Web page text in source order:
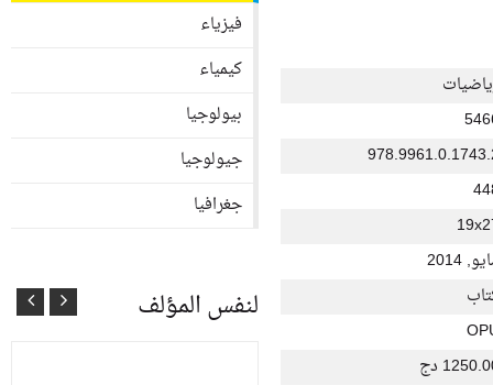
2014
دج
فيزياء
كيمياء
بيولوجيا
جيولوجيا
جغرافيا
لنفس المؤلف